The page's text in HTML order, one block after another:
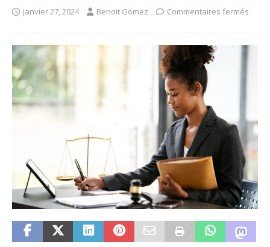
janvier 27, 2024 Benoit Gomez Commentaires fermés